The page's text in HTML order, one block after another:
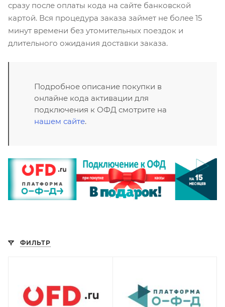
сразу после оплаты кода на сайте банковской
картой. Вся процедура заказа займет не более 15
минут времени без утомительных поездок и
длительного ожидания доставки заказа.
Подробное описание покупки в
онлайне кода активации для
подключения к ОФД смотрите на
нашем сайте.
ФИЛЬТР